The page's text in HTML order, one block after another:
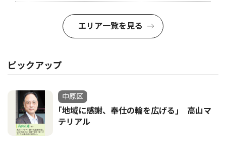
エリア一覧を見る
ピックアップ
中原区
｢地域に感謝、奉仕の輪を広げる｣ 高山マ
テリアル